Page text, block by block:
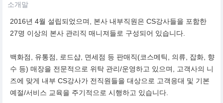
소개말
2016년 4월 설립되었으며, 본사 내부직원은 CS강사들을 포함한
27명 이상의 본사 관리직 매니져들로 구성되어 있습니다.
백화점, 유통점, 로드샵, 면세점 등 판매직(코스메틱, 의류, 잡화, 향
수 등) 매장을 전문적으로 위탁 관리/운영하고 있으며, 고객사의 니
즈에 맞게 내부 CS강사가 전직원들을 대상으로 고객응대 및 기본
예절/서비스 교육을 주기적으로 시행하고 있습니다.